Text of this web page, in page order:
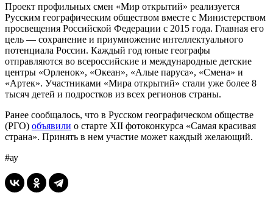
Проект профильных смен «Мир открытий» реализуется
Русским географическим обществом вместе с Министерством
просвещения Российской Федерации с 2015 года. Главная его
цель — сохранение и приумножение интеллектуального
потенциала России. Каждый год юные географы
отправляются во всероссийские и международные детские
центры «Орленок», «Океан», «Алые паруса», «Смена» и
«Артек». Участниками «Мира открытий» стали уже более 8
тысяч детей и подростков из всех регионов страны.
Ранее сообщалось, что в Русском географическом обществе
(РГО) объявили о старте XII фотоконкурса «Самая красивая
страна». Принять в нем участие может каждый желающий.
#ау